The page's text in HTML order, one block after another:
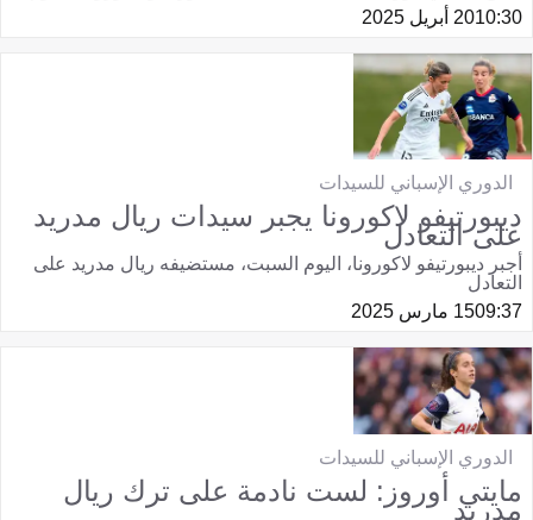
10:3020 أبريل 2025
الدوري الإسباني للسيدات
ديبورتيفو لاكورونا يجبر سيدات ريال مدريد
على التعادل
أجبر ديبورتيفو لاكورونا، اليوم السبت، مستضيفه ريال مدريد على
التعادل
09:3715 مارس 2025
الدوري الإسباني للسيدات
مايتي أوروز: لست نادمة على ترك ريال
مدريد